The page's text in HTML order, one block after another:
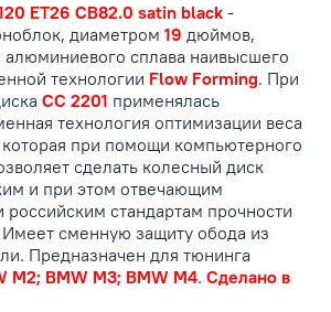
ET26 CB82.0 satin black -
диаметром 19 дюймов,
алюминиевого сплава наивысшего
технологии Flow Forming. При
CC 2201 применялась
технология оптимизации веса
которая при помощи компьютерного
сделать колесный диск
и при этом отвечающим
стандартам прочности
Имеет сменную защиту обода из
Предназначен для тюнинга
M2; BMW M3; BMW M4. Сделано в